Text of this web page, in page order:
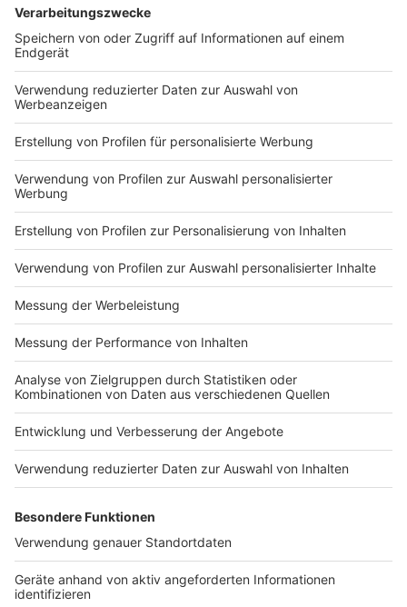
beizutragen." heißt es auf der Seite vom NABU.
Deswegen ruft der Naturschutzbund dazu auf, die Art
zu melden. Deswegen gibt es eine
und auch der Seite des NABUs findet sich aucheine
ausführliche Beschreibung der Asiatischen Hornisse
Anzeige
Hornisse ist nicht gleich Hornisse
Anzeige
Wichtig sei es zunächst, dass man weiß, die bei uns
neu vorkommende Art ist, ein andere als die, die grade
in den USA für Schlagzeilen sorgt. Bei der, nach Europa
eingeschleppten Hornisse Vespa velutina handelt es
nicht um die Riesenhornisse (Vespa mandarinia), die
seit rund drei Jahren in den USA als
besondere allergische Reaktionen sind im Gegensatz
zur größeren verwandten Art nicht bekannt. Deswegen
sollte man auch darauf verzichten, die Tiere zu töten.
So könnte man aus Versehen auch eine heimische Art